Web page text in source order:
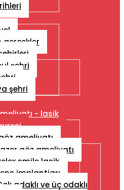
gercekler
şehri
şehri
- lasik
ameliyatı
göz ameliyatı
smile lasik
implantiarı
adaklı ve üç odaklı